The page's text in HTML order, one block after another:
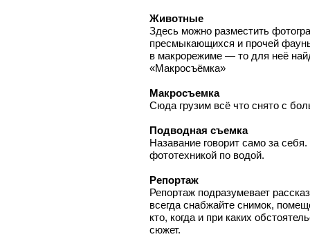
Животные
Здесь можно разместить
пресмыкающихся и прочей
в макрорежиме — то для неё
«Макросъёмка»
Макросъемка
Сюда грузим всё что снято с
Подводная съемка
Назавание говорит само за
фототехникой по водой.
Репортаж
Репортаж подразумевает
всегда снабжайте снимок,
кто, когда и при каких
сюжет.